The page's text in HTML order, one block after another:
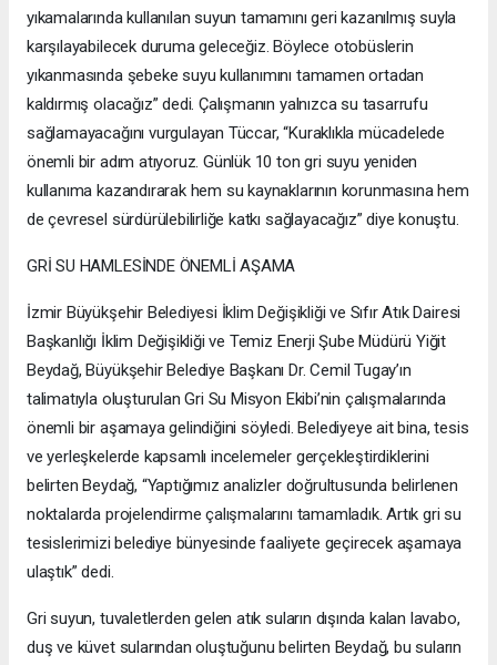
yıkamalarında kullanılan suyun tamamını geri kazanılmış suyla
karşılayabilecek duruma geleceğiz. Böylece otobüslerin
yıkanmasında şebeke suyu kullanımını tamamen ortadan
kaldırmış olacağız” dedi. Çalışmanın yalnızca su tasarrufu
sağlamayacağını vurgulayan Tüccar, “Kuraklıkla mücadelede
önemli bir adım atıyoruz. Günlük 10 ton gri suyu yeniden
kullanıma kazandırarak hem su kaynaklarının korunmasına hem
de çevresel sürdürülebilirliğe katkı sağlayacağız” diye konuştu.
GRİ SU HAMLESİNDE ÖNEMLİ AŞAMA
İzmir Büyükşehir Belediyesi İklim Değişikliği ve Sıfır Atık Dairesi
Başkanlığı İklim Değişikliği ve Temiz Enerji Şube Müdürü Yiğit
Beydağ, Büyükşehir Belediye Başkanı Dr. Cemil Tugay’ın
talimatıyla oluşturulan Gri Su Misyon Ekibi’nin çalışmalarında
önemli bir aşamaya gelindiğini söyledi. Belediyeye ait bina, tesis
ve yerleşkelerde kapsamlı incelemeler gerçekleştirdiklerini
belirten Beydağ, “Yaptığımız analizler doğrultusunda belirlenen
noktalarda projelendirme çalışmalarını tamamladık. Artık gri su
tesislerimizi belediye bünyesinde faaliyete geçirecek aşamaya
ulaştık” dedi.
Gri suyun, tuvaletlerden gelen atık suların dışında kalan lavabo,
duş ve küvet sularından oluştuğunu belirten Beydağ, bu suların